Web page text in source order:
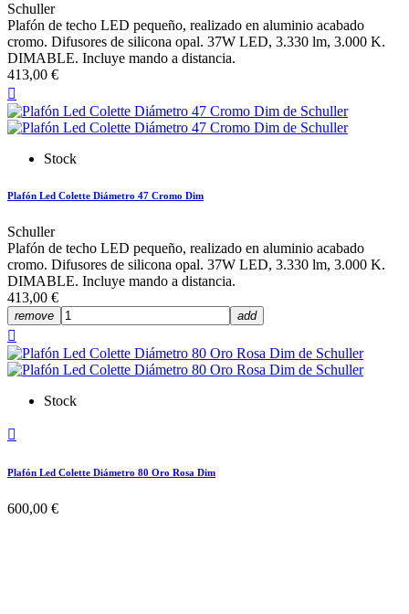
Schuller
Plafón de techo LED pequeño, realizado en aluminio acabado
cromo. Difusores de silicona opal. 37W LED, 3.330 lm, 3.000 K.
DIMABLE. Incluye mando a distancia.
413,00 €

Stock
Plafón Led Colette Diámetro 47 Cromo Dim
Schuller
Plafón de techo LED pequeño, realizado en aluminio acabado
cromo. Difusores de silicona opal. 37W LED, 3.330 lm, 3.000 K.
DIMABLE. Incluye mando a distancia.
413,00 €
remove add

Stock

Plafón Led Colette Diámetro 80 Oro Rosa Dim
600,00 €